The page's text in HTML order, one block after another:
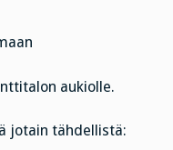
aukiolle.
jotain tähdellistä: